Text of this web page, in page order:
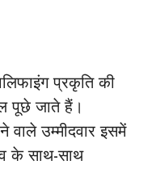
प्रकृति की
पूछे जाते हैं।
वाले उम्मीदवार इसमें
के साथ-साथ